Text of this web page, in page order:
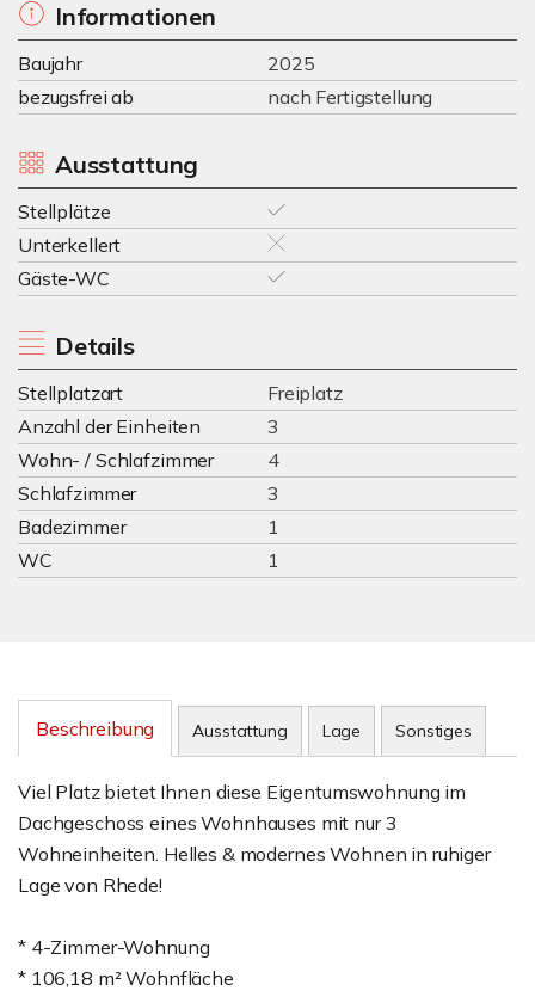
Informationen
Baujahr
2025
bezugsfrei ab
nach Fertigstellung
Ausstattung
Stellplätze
Unterkellert
Gäste-WC
Details
Stellplatzart
Freiplatz
Anzahl der Einheiten
3
Wohn- / Schlafzimmer
4
Schlafzimmer
3
Badezimmer
1
WC
1
Beschreibung Ausstattung Lage Sonstiges
Viel Platz bietet Ihnen diese Eigentumswohnung im
Dachgeschoss eines Wohnhauses mit nur 3
Wohneinheiten. Helles & modernes Wohnen in ruhiger
Lage von Rhede!
* 4-Zimmer-Wohnung
* 106,18 m² Wohnfläche